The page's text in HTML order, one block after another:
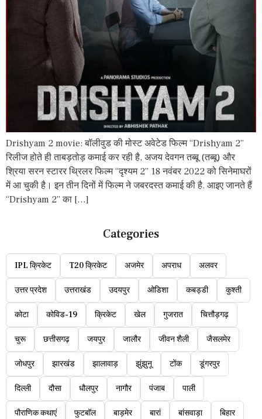
Drishyam 2 movie: बॉलीवुड की मोस्ट अवेटेड फिल्म “Drishyam 2”
रिलीज होते ही ताबड़तोड़ कमाई कर रही है, अजय देवगन तब्बू (तब्बू) और
श्रिया सरन स्टारर थ्रिलर फिल्म “दृश्यम 2” 18 नवंबर 2022 को सिनेमाघरों
में आ चुकी है। इन तीन दिनों में फिल्म ने जबरदस्त कमाई की है. आइए जानते हैं
“Drishyam 2” का […]
Categories
IPL क्रिकेट T20 क्रिकेट अजमेर अपराध अलवर
उत्तर प्रदेश उत्तराखंड उदयपुर ओडिशा कबड्डी कुश्ती
कोटा कोविड-19 क्रिकेट खेल गुजरात चित्तौड़गढ़
चुरू छत्तीसगढ़ जयपुर जालौर जीवन शैली जैसलमेर
जोधपुर झारखंड झालावाड़ झुंझुनू टोंक डूंगरपुर
दिल्ली दौसा धौलपुर नागौर पंजाब पाली
पौराणिक कथाएं फुटबॉल बाड़मेर बारां बांसवाड़ा बिहार